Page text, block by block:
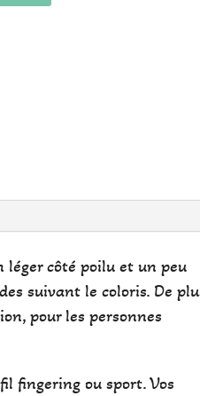
léger côté poilu et un peu
suivant le coloris. De
pour les personnes
fingering ou sport. Vos